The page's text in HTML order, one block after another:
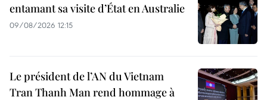
entamant sa visite d’État en Australie
09/08/2026 12:15
Le président de l’AN du Vietnam
Tran Thanh Man rend hommage à